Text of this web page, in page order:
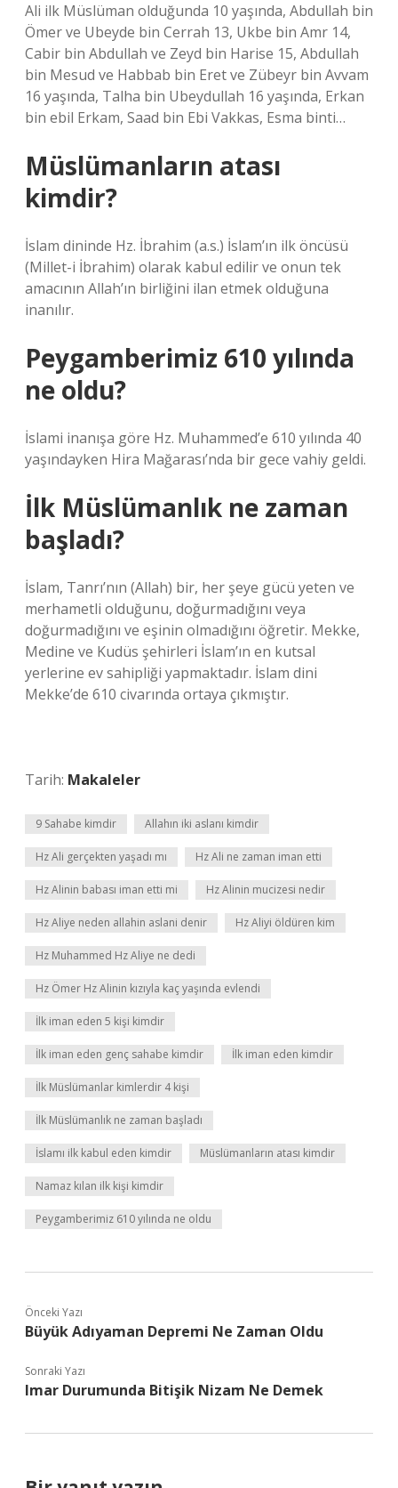
Ali ilk Müslüman olduğunda 10 yaşında, Abdullah bin
Ömer ve Ubeyde bin Cerrah 13, Ukbe bin Amr 14,
Cabir bin Abdullah ve Zeyd bin Harise 15, Abdullah
bin Mesud ve Habbab bin Eret ve Zübeyr bin Avvam
16 yaşında, Talha bin Ubeydullah 16 yaşında, Erkan
bin ebil Erkam, Saad bin Ebi Vakkas, Esma binti…
Müslümanların atası
kimdir?
İslam dininde Hz. İbrahim (a.s.) İslam’ın ilk öncüsü
(Millet-i İbrahim) olarak kabul edilir ve onun tek
amacının Allah’ın birliğini ilan etmek olduğuna
inanılır.
Peygamberimiz 610 yılında
ne oldu?
İslami inanışa göre Hz. Muhammed’e 610 yılında 40
yaşındayken Hira Mağarası’nda bir gece vahiy geldi.
İlk Müslümanlık ne zaman
başladı?
İslam, Tanrı’nın (Allah) bir, her şeye gücü yeten ve
merhametli olduğunu, doğurmadığını veya
doğurmadığını ve eşinin olmadığını öğretir. Mekke,
Medine ve Kudüs şehirleri İslam’ın en kutsal
yerlerine ev sahipliği yapmaktadır. İslam dini
Mekke’de 610 civarında ortaya çıkmıştır.
Tarih: Makaleler
9 Sahabe kimdir Allahın iki aslanı kimdir
Hz Ali gerçekten yaşadı mı Hz Ali ne zaman iman etti
Hz Alinin babası iman etti mi Hz Alinin mucizesi nedir
Hz Aliye neden allahin aslani denir Hz Aliyi öldüren kim
Hz Muhammed Hz Aliye ne dedi
Hz Ömer Hz Alinin kızıyla kaç yaşında evlendi
İlk iman eden 5 kişi kimdir
İlk iman eden genç sahabe kimdir İlk iman eden kimdir
İlk Müslümanlar kimlerdir 4 kişi
İlk Müslümanlık ne zaman başladı
İslamı ilk kabul eden kimdir Müslümanların atası kimdir
Namaz kılan ilk kişi kimdir
Peygamberimiz 610 yılında ne oldu
Önceki Yazı
Büyük Adıyaman Depremi Ne Zaman Oldu
Sonraki Yazı
Imar Durumunda Bitişik Nizam Ne Demek